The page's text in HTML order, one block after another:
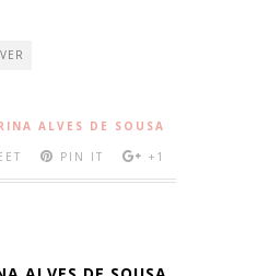
ALVES DE SOUSA
PIN IT +1